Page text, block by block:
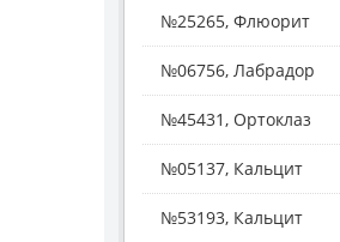
№25265, Флюорит
№06756, Лабрадор
№45431, Ортоклаз
№05137, Кальцит
№53193, Кальцит